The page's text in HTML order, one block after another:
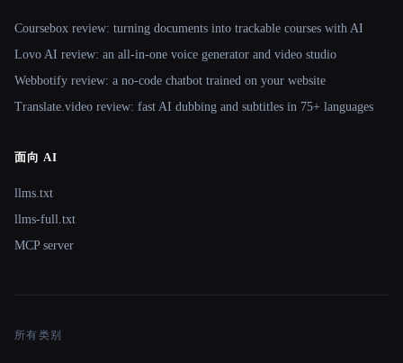
Coursebox review: turning documents into trackable courses with AI
Lovo AI review: an all-in-one voice generator and video studio
Webbotify review: a no-code chatbot trained on your website
Translate.video review: fast AI dubbing and subtitles in 75+ languages
面向 AI
llms.txt
llms-full.txt
MCP server
所有类别